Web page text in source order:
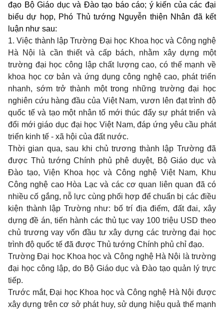
đạo Bộ Giáo dục và Đào tạo báo cáo; ý kiến của các đại
biểu dự họp, Phó Thủ tướng Nguyễn thiện Nhân đã kết
luận như sau:
1. Việc thành lập Trường Đại học Khoa học và Công nghệ
Hà Nội là cần thiết và cấp bách, nhằm xây dựng một
trường đại học công lập chất lượng cao, có thế mạnh về
khoa học cơ bản và ứng dụng công nghệ cao, phát triển
nhanh, sớm trở thành một trong những trường đại học
nghiên cứu hàng đầu của Việt Nam, vươn lên đạt trình độ
quốc tế và tạo một nhân tố mới thúc đẩy sự phát triển và
đổi mới giáo dục đại học Việt Nam, đáp ứng yêu cầu phát
triển kinh tế - xã hội của đất nước.
Thời gian qua, sau khi chủ trương thành lập Trường đã
được Thủ tướng Chính phủ phê duyệt, Bộ Giáo dục và
Đào tạo, Viện Khoa học và Công nghệ Việt Nam, Khu
Công nghệ cao Hòa Lạc và các cơ quan liên quan đã có
nhiều cố gắng, nỗ lực cùng phối hợp để chuẩn bị các điều
kiện thành lập Trường như: bố trí địa điếm, đất đai, xây
dựng đề án, tiến hành các thủ tục vay 100 triệu USD theo
chủ trương vay vốn đầu tư xây dựng các trường đại học
trình độ quốc tế đã được Thủ tướng Chính phủ chỉ đạo.
Trường Đại học Khoa học và Công nghệ Hà Nội là trường
đại học công lập, do Bộ Giáo dục và Đào tạo quản lý trực
tiếp.
Trước mắt, Đại học Khoa học và Công nghệ Hà Nội được
xây dựng trên cơ sở phát huy, sử dụng hiệu quả thế mạnh